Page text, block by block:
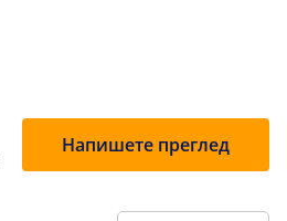
Напишете преглед